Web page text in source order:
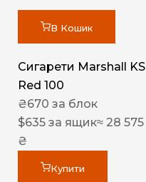
В Кошик
Сигарети Marshall KS
Red 100
₴670 за блок
$635 за ящик≈ 28 575
₴
Купити